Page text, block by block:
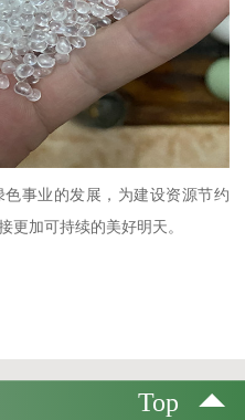
事业的发展，为建设资源节约
更加可持续的美好明天。
Top